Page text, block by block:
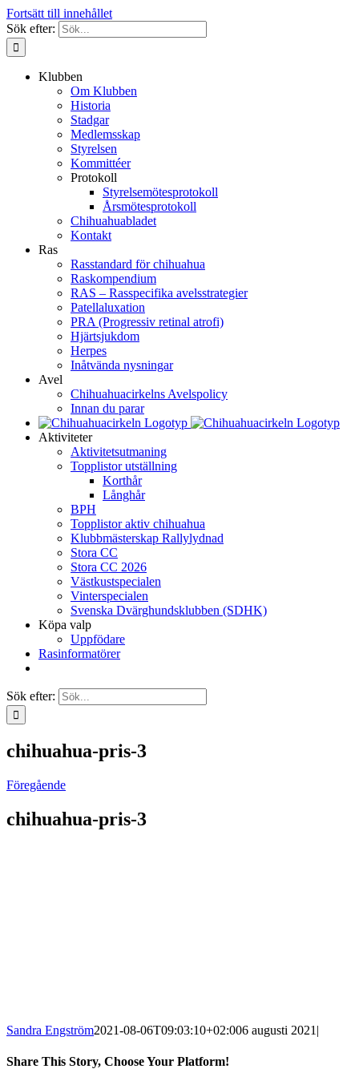
Fortsätt till innehållet
Sök efter:
Klubben
Om Klubben
Historia
Stadgar
Medlemsskap
Styrelsen
Kommittéer
Protokoll
Styrelsemötesprotokoll
Årsmötesprotokoll
Chihuahuabladet
Kontakt
Ras
Rasstandard för chihuahua
Raskompendium
RAS – Rasspecifika avelsstrategier
Patellaluxation
PRA (Progressiv retinal atrofi)
Hjärtsjukdom
Herpes
Inåtvända nysningar
Avel
Chihuahuacirkelns Avelspolicy
Innan du parar
Aktiviteter
Aktivitetsutmaning
Topplistor utställning
Korthår
Långhår
BPH
Topplistor aktiv chihuahua
Klubbmästerskap Rallylydnad
Stora CC
Stora CC 2026
Västkustspecialen
Vinterspecialen
Svenska Dvärghundsklubben (SDHK)
Köpa valp
Uppfödare
Rasinformatörer
Sök efter:
chihuahua-pris-3
Föregående
chihuahua-pris-3
Sandra Engström2021-08-06T09:03:10+02:006 augusti 2021 |
Share This Story, Choose Your Platform!